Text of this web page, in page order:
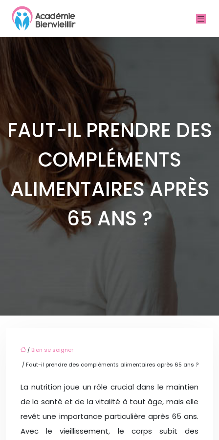
FAUT-IL PRENDRE DES
COMPLÉMENTS
ALIMENTAIRES APRÈS
65 ANS ?
/ Bien se soigner
/ Faut-il prendre des compléments alimentaires après 65 ans ?
La nutrition joue un rôle crucial dans le maintien
de la santé et de la vitalité à tout âge, mais elle
revêt une importance particulière après 65 ans.
Avec le vieillissement, le corps subit des